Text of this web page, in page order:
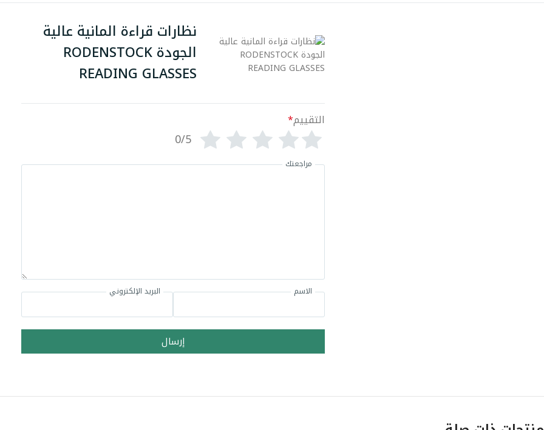
نظارات قراءة المانية عالية
الجودة RODENSTOCK
READING GLASSES
التقييم*
0/5
مراجعتك
الاسم البريد الإلكتروني
إرسال